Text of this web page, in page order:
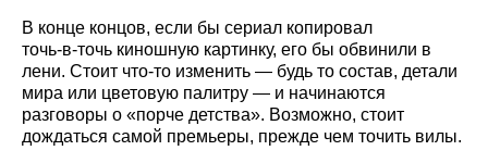
В конце концов, если бы сериал копировал
точь‑в‑точь киношную картинку, его бы обвинили в
лени. Стоит что‑то изменить — будь то состав, детали
мира или цветовую палитру — и начинаются
разговоры о «порче детства». Возможно, стоит
дождаться самой премьеры, прежде чем точить вилы.